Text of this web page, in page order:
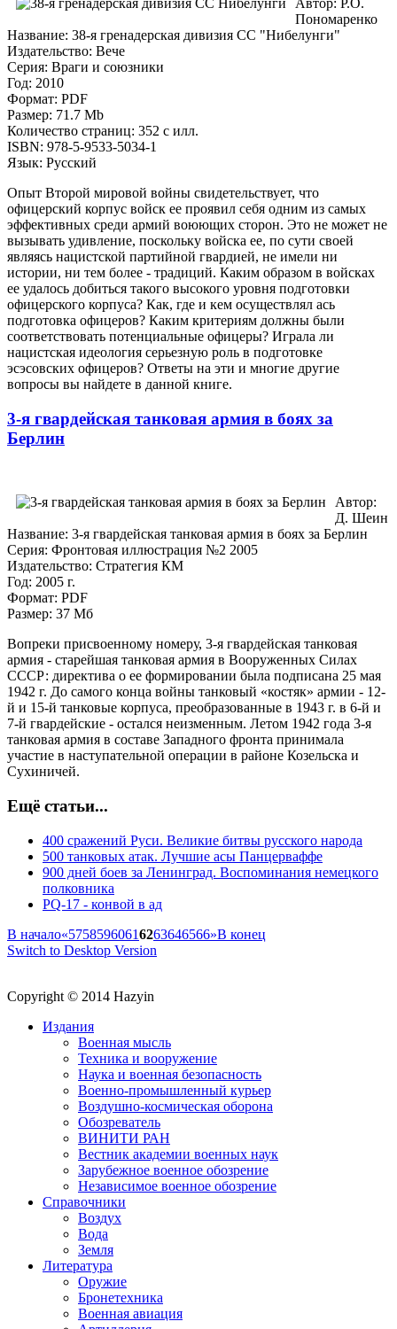
Автор: Р.О.
Пономаренко
Название: 38-я гренадерская дивизия СС "Нибелунги"
Издательство: Вече
Серия: Враги и союзники
Год: 2010
Формат: PDF
Размер: 71.7 Mb
Количество страниц: 352 с илл.
ISBN: 978-5-9533-5034-1
Язык: Русский
Опыт Второй мировой войны свидетельствует, что
офицерский корпус войск ее проявил себя одним из самых
эффективных среди армий воюющих сторон. Это не может не
вызывать удивление, поскольку войска ее, по сути своей
являясь нацистской партийной гвардией, не имели ни
истории, ни тем более - традиций. Каким образом в войсках
ее удалось добиться такого высокого уровня подготовки
офицерского корпуса? Как, где и кем осуществлял ась
подготовка офицеров? Каким критериям должны были
соответствовать потенциальные офицеры? Играла ли
нацистская идеология серьезную роль в подготовке
эсэсовских офицеров? Ответы на эти и многие другие
вопросы вы найдете в данной книге.
3-я гвардейская танковая армия в боях за
Берлин
Автор:
Д. Шеин
Название: 3-я гвардейская танковая армия в боях за Берлин
Серия: Фронтовая иллюстрация №2 2005
Издательство: Стратегия КМ
Год: 2005 г.
Формат: PDF
Размер: 37 Мб
Вопреки присвоенному номеру, 3-я гвардейская танковая
армия - старейшая танковая армия в Вооруженных Силах
СССР: директива о ее формировании была подписана 25 мая
1942 г. До самого конца войны танковый «костяк» армии - 12-
й и 15-й танковые корпуса, преобразованные в 1943 г. в 6-й и
7-й гвардейские - остался неизменным. Летом 1942 года 3-я
танковая армия в составе Западного фронта принимала
участие в наступательной операции в районе Козельска и
Сухиничей.
Ещё статьи...
400 сражений Руси. Великие битвы русского народа
500 танковых атак. Лучшие асы Панцерваффе
900 дней боев за Ленинград. Воспоминания немецкого
полковника
PQ-17 - конвой в ад
В начало«57585960616263646566»В конец
Switch to Desktop Version
Copyright © 2014 Hazyin
Издания
Военная мысль
Техника и вооружение
Наука и военная безопасность
Военно-промышленный курьер
Воздушно-космическая оборона
Обозреватель
ВИНИТИ РАН
Вестник академии военных наук
Зарубежное военное обозрение
Независимое военное обозрение
Справочники
Воздух
Вода
Земля
Литература
Оружие
Бронетехника
Военная авиация